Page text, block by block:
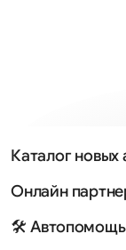
Каталог новых
Онлайн
🛠 Автопомощь